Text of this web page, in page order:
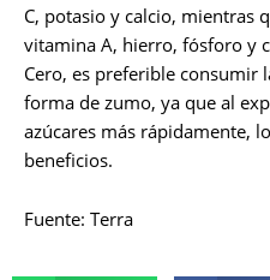
C, potasio y calcio, mientras
vitamina A, hierro, fósforo y
Cero, es preferible consumir
forma de zumo, ya que al
azúcares más rápidamente,
beneficios.
Fuente: Terra